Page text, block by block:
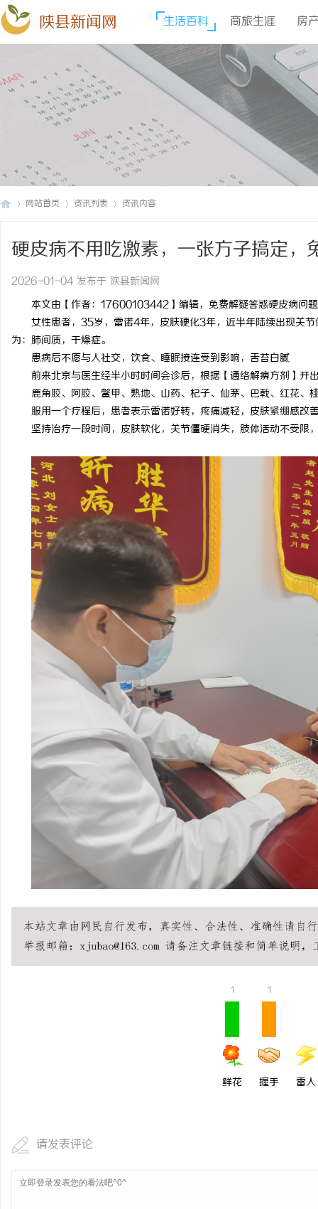
陕县新闻网 生活百科 商旅生涯 房
网站首页 资讯列表 资讯内容
硬皮病不用吃激素，一张方子搞定，
2026-01-04 发布于 陕县新闻网
本文由【作者：17600103442】编辑，免费解疑答惑硬皮病问
女性患者，35岁，雷诺4年，皮肤硬化3年，近半年陆续出现关
为：肺间质，干燥症。
患病后不愿与人社交，饮食、睡眠接连受到影响，舌苔白腻
前来北京与医生经半小时时间会诊后，根据【通络解痹方剂】开
鹿角胶、阿胶、鳖甲、熟地、山药、杞子、仙茅、巴戟、红花、
服用一个疗程后，患者表示雷诺好转，疼痛减轻，皮肤紧绷感改
坚持治疗一段时间，皮肤软化，关节僵硬消失，肢体活动不受限
1
鲜花
1
握手 雷人
请发表评论